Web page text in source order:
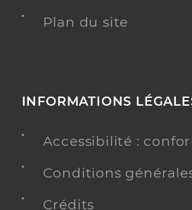
Plan du site
INFORMATIONS
Accessibilité :
Conditions
Crédits